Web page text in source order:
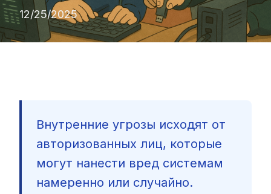
12/25/2025
Внутренние угрозы исходят от
авторизованных лиц, которые
могут нанести вред системам
намеренно или случайно.